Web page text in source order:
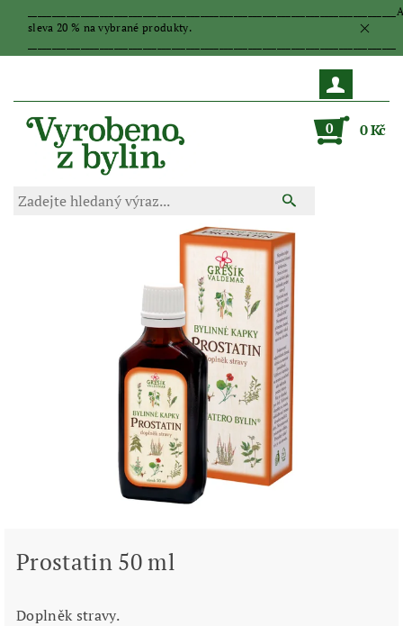
sleva 20 % na vybrané produkty.
0 0 Kč
Prostatin 50 ml
Doplněk stravy.